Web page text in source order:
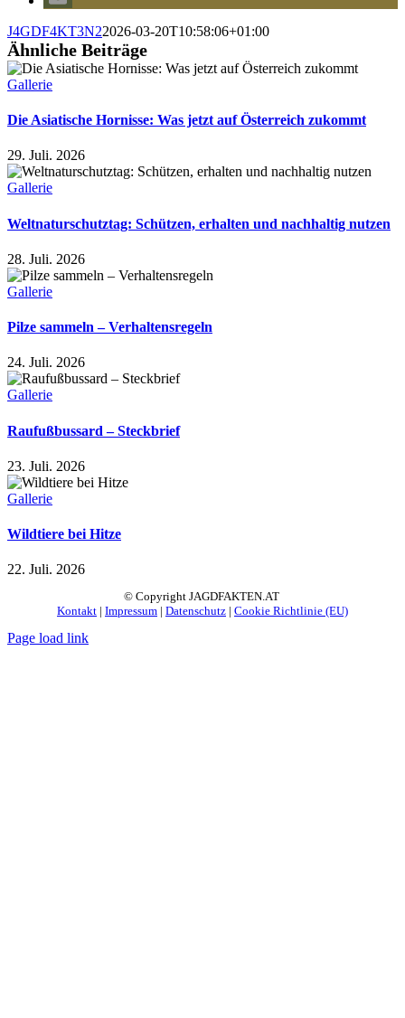
J4GDF4KT3N22026-03-20T10:58:06+01:00
Ähnliche Beiträge
Gallerie
Die Asiatische Hornisse: Was jetzt auf Österreich zukommt
29. Juli. 2026
Gallerie
Weltnaturschutztag: Schützen, erhalten und nachhaltig nutzen
28. Juli. 2026
Gallerie
Pilze sammeln – Verhaltensregeln
24. Juli. 2026
Gallerie
Raufußbussard – Steckbrief
23. Juli. 2026
Gallerie
Wildtiere bei Hitze
22. Juli. 2026
© Copyright JAGDFAKTEN.AT
Kontakt | Impressum | Datenschutz | Cookie Richtlinie (EU)
Page load link